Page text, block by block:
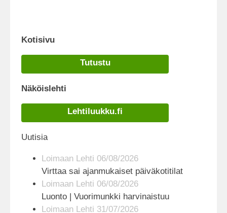
Kotisivu
Tutustu
Näköislehti
Lehtiluukku.fi
Uutisia
Loimaan Lehti 06/08/2026
Virttaa sai ajanmukaiset päiväkotitilat
Loimaan Lehti 06/08/2026
Luonto | Vuorimunkki harvinaistuu
Loimaan Lehti 31/07/2026